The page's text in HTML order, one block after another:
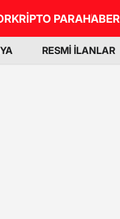
KRİPTO PARAHABER
RESMİ İLANLAR